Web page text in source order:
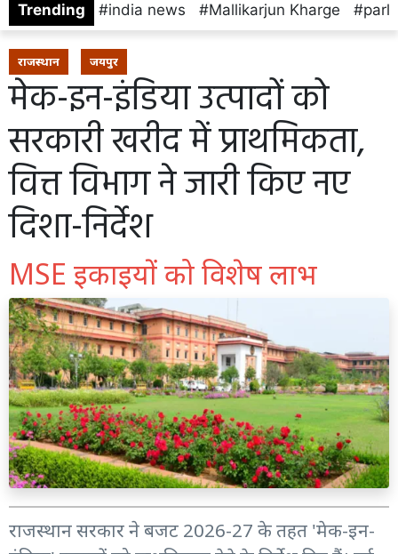
Trending india news Mallikarjun Kharge
राजस्थान जयपुर
मेक-इन-इंडिया उत्पादों को
सरकारी खरीद में प्राथमिकता,
वित्त विभाग ने जारी किए नए
दिशा-निर्देश
MSE इकाइयों को विशेष लाभ
राजस्थान सरकार ने बजट 2026-27 के तहत 'मेक-इन-